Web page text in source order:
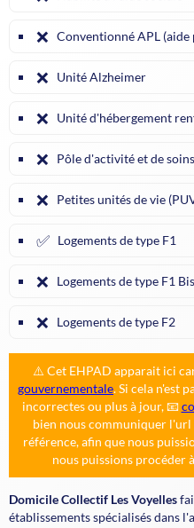
❌ Conventionné APL (aide
❌ Unité Alzheimer
❌ Unité d'hébergement
❌ Pôle d'activité et de
❌ Petites unités de vie
✅ Logements de type F1
❌ Logements de type F1 Bis
❌ Logements de type F2
⚠️ Cet EHPAD apparait ici
gouvernementale. Si cela n'est
incorrectes ou plus à jour, 📧
bien nous communiquer l'url
référence, afin que nous
nous puissions procéder
Domicile Collectif Les Voyelles
établissements spécialisés dans